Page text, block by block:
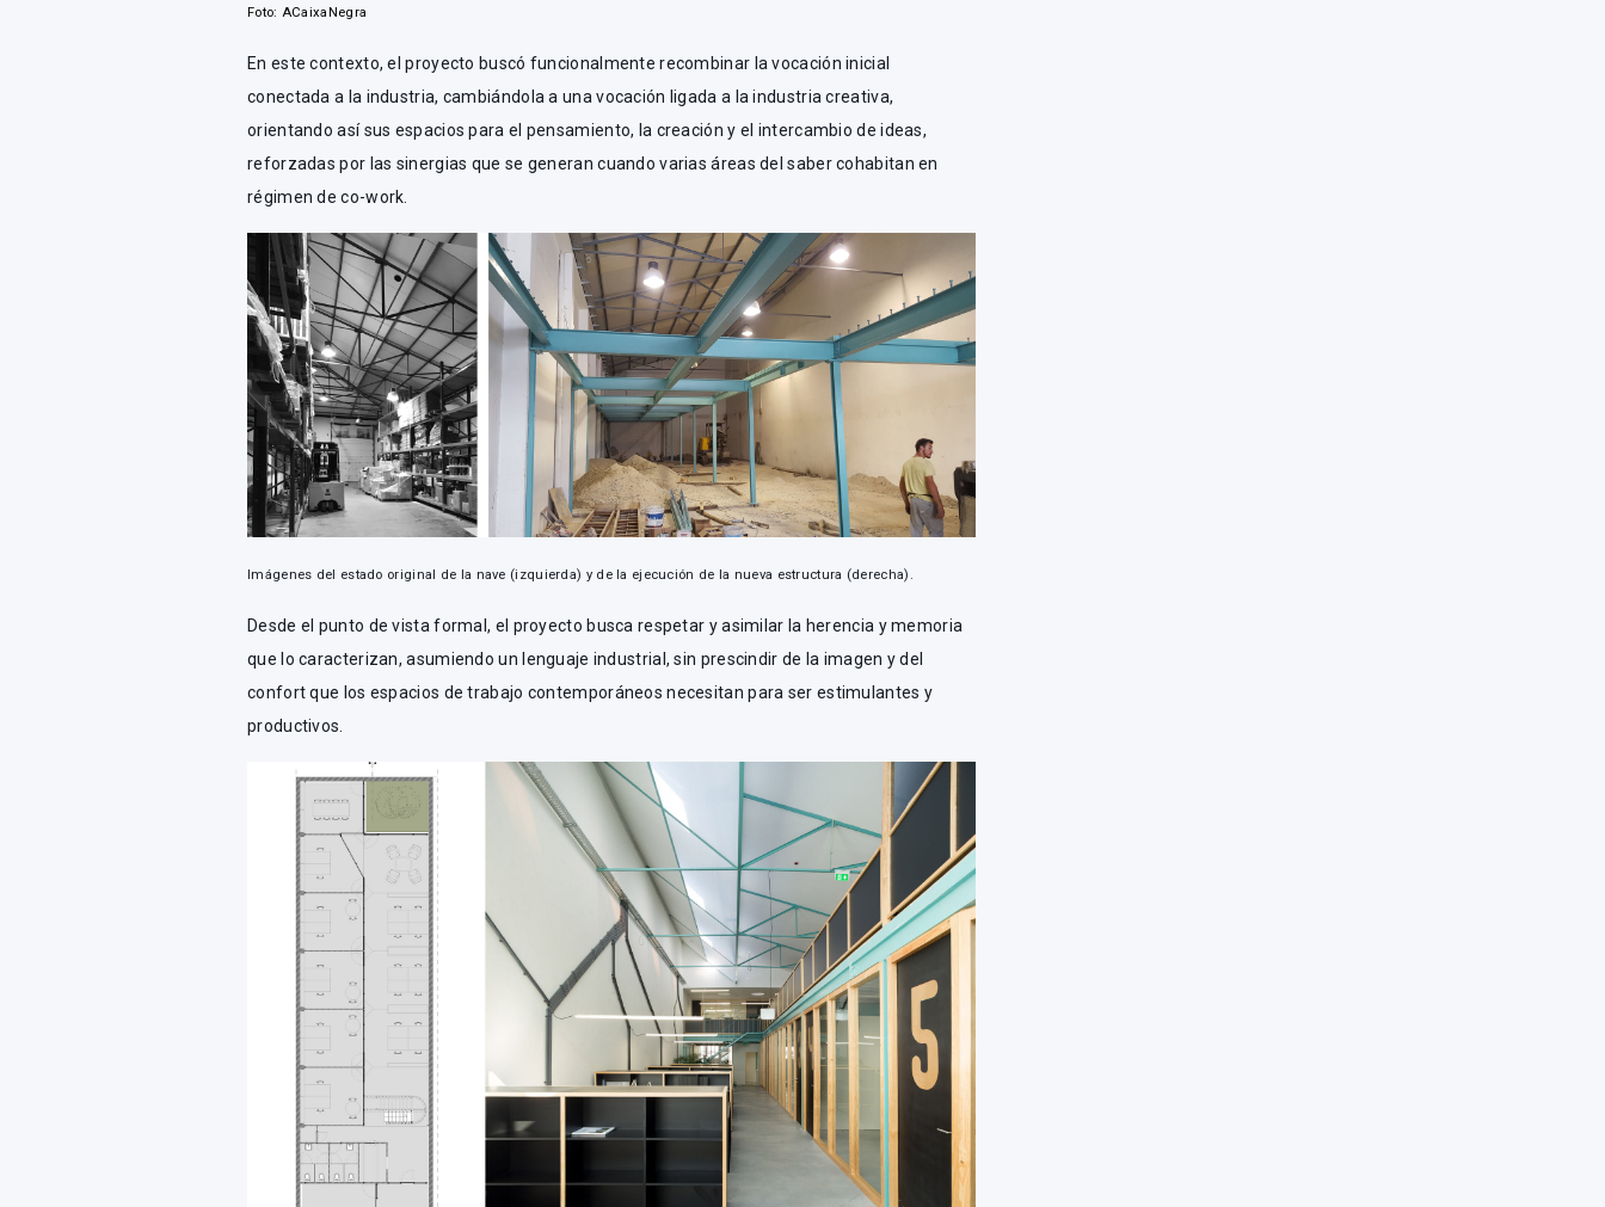
Foto: ACaixaNegra
En este contexto, el proyecto buscó funcionalmente recombinar la vocación inicial
conectada a la industria, cambiándola a una vocación ligada a la industria creativa,
orientando así sus espacios para el pensamiento, la creación y el intercambio de ideas,
reforzadas por las sinergias que se generan cuando varias áreas del saber cohabitan en
régimen de co-work.
Imágenes del estado original de la nave (izquierda) y de la ejecución de la nueva estructura (derecha).
Desde el punto de vista formal, el proyecto busca respetar y asimilar la herencia y memoria
que lo caracterizan, asumiendo un lenguaje industrial, sin prescindir de la imagen y del
confort que los espacios de trabajo contemporáneos necesitan para ser estimulantes y
productivos.